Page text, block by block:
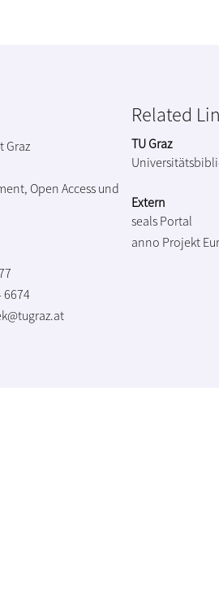
Graz
Open Access und
6674
Related
TU Graz
Extern
seals Portal
anno Projekt